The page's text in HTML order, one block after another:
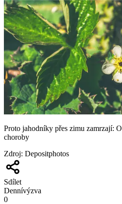
Proto jahodníky přes zimu zamrzají:
choroby
Zdroj: Depositphotos
Sdílet
Dennívýzva
0